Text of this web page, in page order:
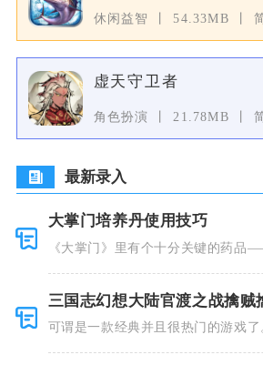
休闲益智 54.33MB
虚天守卫者
角色扮演 21.78MB
最新录入
大掌门培养丹使用技巧
《大掌门》里有个十分关键的药品
三国志幻想大陆官渡之战擒贼
可谓是一款经典并且很热门的游戏